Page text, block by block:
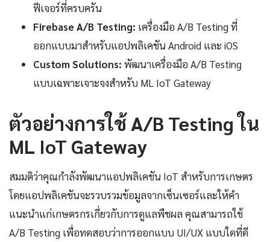
ฟีเจอร์ที่ครบครัน
Firebase A/B Testing: เครื่องมือ A/B Testing ที่
ออกแบบมาสำหรับแอปพลิเคชัน Android และ iOS
Custom Solutions: พัฒนาเครื่องมือ A/B Testing
แบบเฉพาะเจาะจงสำหรับ ML IoT Gateway
ตัวอย่างการใช้ A/B Testing ใน
ML IoT Gateway
สมมติว่าคุณกำลังพัฒนาแอปพลิเคชัน IoT สำหรับการเกษตร
โดยแอปพลิเคชันจะรวบรวมข้อมูลจากเซ็นเซอร์และให้คำ
แนะนำแก่เกษตรกรเกี่ยวกับการดูแลพืชผล คุณสามารถใช้
A/B Testing เพื่อทดสอบว่าการออกแบบ UI/UX แบบใดที่ดี